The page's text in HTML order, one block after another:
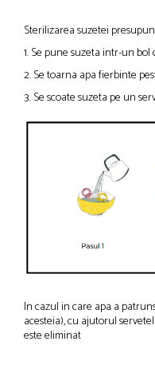
Sterilizarea suzetei
1. Se pune suzeta intr-un bol
2. Se toarna apa fierbinte
3. Se scoate suzeta pe un
In cazul in care apa a
acesteia), cu ajutorul
este eliminat